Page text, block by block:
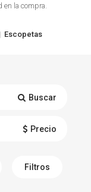
la compra.
Escopetas
Buscar
Precio
Filtros